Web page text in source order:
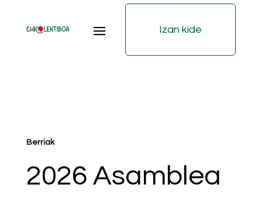
Izan kide
Berriak
2026 Asamblea